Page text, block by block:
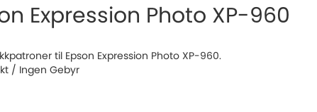
Expression Photo XP-960
til Epson Expression Photo XP-960.
/ Ingen Gebyr